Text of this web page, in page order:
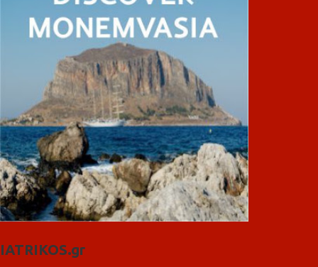
IATRIKOS.gr